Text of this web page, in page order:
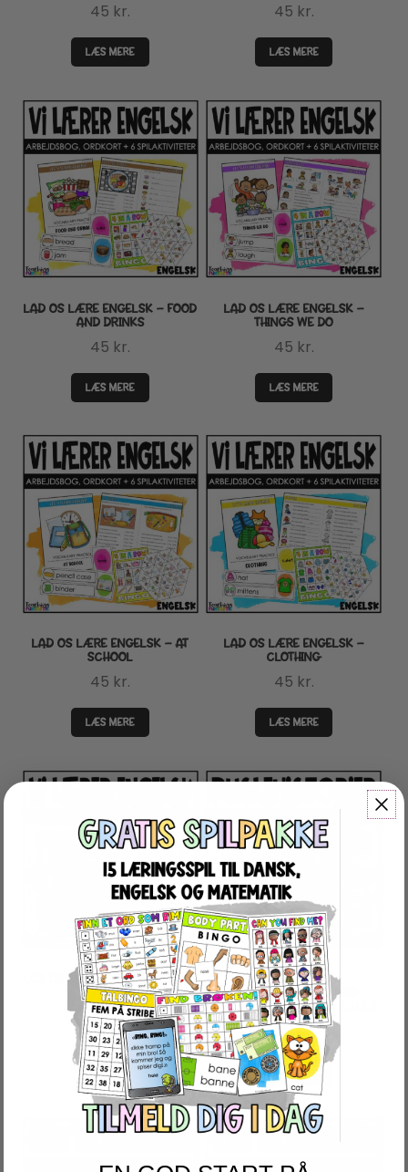
45 kr.
LÆS MERE
45 kr.
LÆS MERE
LAD OS LÆRE ENGELSK – FOOD
AND DRINKS
45 kr.
LÆS MERE
LAD OS LÆRE ENGELSK –
THINGS WE DO
45 kr.
LÆS MERE
LAD OS LÆRE ENGELSK – AT
SCHOOL
45 kr.
LÆS MERE
LAD OS LÆRE ENGELSK –
CLOTHING
45 kr.
LÆS MERE
LAD OS LÆRE ENGELSK – BODY
PARTS
45kr.
LÆS MERE
TRÆN ENGELSK
LÆSEFORSTÅELSE MED
PUSLEHISTORIER I 4 NIVEAUER
45kr.
LÆS MERE